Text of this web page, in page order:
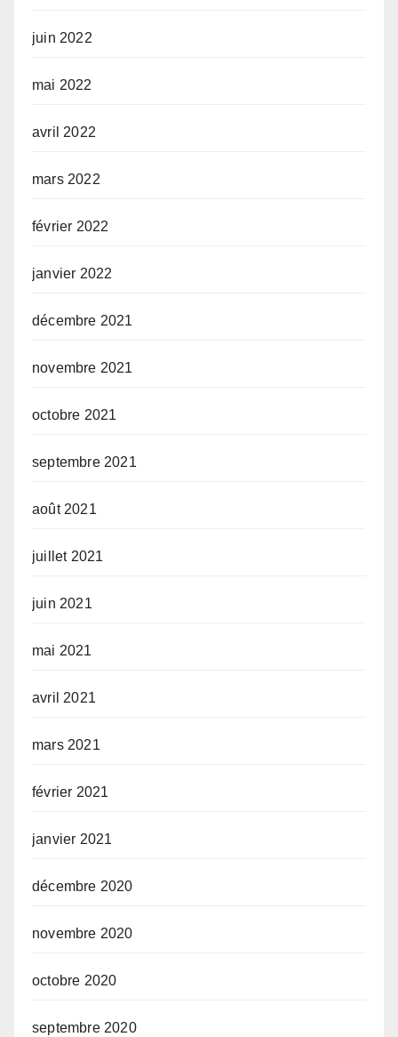
juin 2022
mai 2022
avril 2022
mars 2022
février 2022
janvier 2022
décembre 2021
novembre 2021
octobre 2021
septembre 2021
août 2021
juillet 2021
juin 2021
mai 2021
avril 2021
mars 2021
février 2021
janvier 2021
décembre 2020
novembre 2020
octobre 2020
septembre 2020